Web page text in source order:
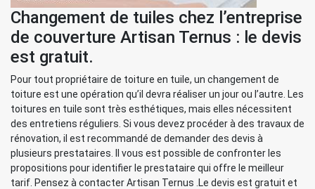
Changement de tuiles chez l’entreprise
de couverture Artisan Ternus : le devis
est gratuit.
Pour tout propriétaire de toiture en tuile, un changement de
toiture est une opération qu’il devra réaliser un jour ou l’autre. Les
toitures en tuile sont très esthétiques, mais elles nécessitent
des entretiens réguliers. Si vous devez procéder à des travaux de
rénovation, il est recommandé de demander des devis à
plusieurs prestataires. Il vous est possible de confronter les
propositions pour identifier le prestataire qui offre le meilleur
tarif. Pensez à contacter Artisan Ternus .Le devis est gratuit et